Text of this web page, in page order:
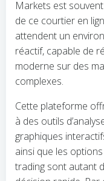
Markets est
de ce courtier en
attendent un
réactif, capable de
moderne sur des
complexes.
Cette plateforme
à des outils
graphiques
ainsi que les
trading sont autant